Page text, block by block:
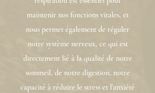
maintenir nos fonctions vitales, et
nous permet également de réguler
notre système nerveux, ce qui est
directement lié à la qualité de notre
sommeil, de notre digestion, notre
capacité à réduire le stress et l'anxiété